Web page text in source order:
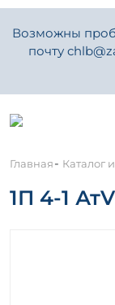
Возможны
почту
Главная- Каталог
1П 4-1